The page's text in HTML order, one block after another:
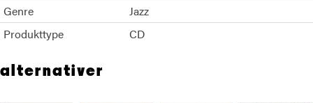
Genre
Jazz
Produkttype
CD
alternativer